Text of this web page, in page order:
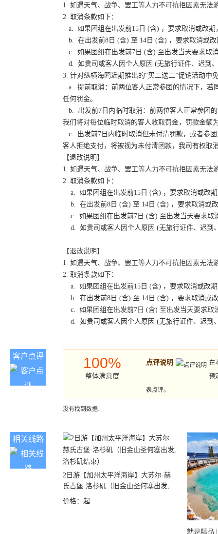
1. 如遇天气、战争、罢工等人力不可抗拒因素无
2. 取消条款如下：
a. 如果团组在出发前15日 (含) ，要求取消或改
b. 在出发前8日 (含) 至 14日 (含) ，要求取消或
c. 如果团组在出发前7日 (含) 至出发当天要求取
d. 如贵司或客人因个人原因 (无旅行证件、迟到
3. 针对纵横海鸥近期推出的“买二送二”促销活动中
a. 提前取消：前两位客人正常参团的情况下，若
任何罚金。
b. 出发前7日内临时取消：前两位客人正常参团
我们将对每位临时取消的客人收取罚金，罚款金额
c. 出发前7日内临时取消但未付清罚款，或者参
客人拒绝支付，将被视为未付清团款，我司有权取
【退改说明】
1. 如遇天气、战争、罢工等人力不可抗拒因素无
2. 取消条款如下：
a. 如果团组在出发前15日 (含) ，要求取消或改
b. 在出发前8日 (含) 至 14日 (含) ，要求取消或
c. 如果团组在出发前7日 (含) 至出发当天要求取
d. 如贵司或客人因个人原因 (无旅行证件、迟到
【退改说明】
1. 如遇天气、战争、罢工等人力不可抗拒因素无
2. 取消条款如下：
a. 如果团组在出发前15日 (含) ，要求取消或改
b. 在出发前8日 (含) 至 14日 (含) ，要求取消或
c. 如果团组在出发前7日 (含) 至出发当天要求取
d. 如贵司或客人因个人原因 (无旅行证件、迟到
客户点评 100%
整体满意度
点评说明
在
预
表点评。
没有找到数据.
相关线路
2日游【加州太平洋海岸】大苏尔·赫
氏古堡·洛杉矶（旧金山圣何塞出发,
洛杉矶结束）
价格： 起
就是精品